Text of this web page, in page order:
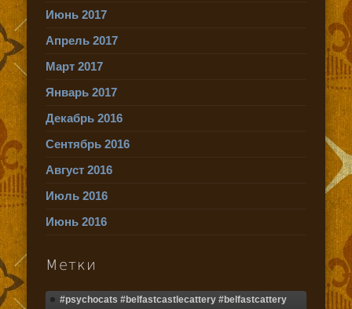
Июнь 2017
Апрель 2017
Март 2017
Январь 2017
Декабрь 2016
Сентябрь 2016
Август 2016
Июль 2016
Июнь 2016
Метки
#psychocats #belfastcastlecattery #belfastcattery